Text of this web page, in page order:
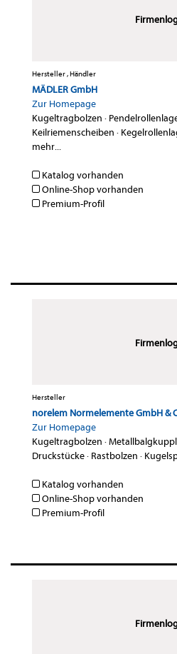
Hersteller , Händler
MÄDLER GmbH
Zur Homepage
Kugeltragbolzen ·
Keilriemenscheiben ·
mehr...
Katalog vorhanden
Online-Shop vorhanden
Premium-Profil
Hersteller
norelem Normelemente GmbH &
Zur Homepage
Kugeltragbolzen ·
Druckstücke· Rastbolzen ·
Katalog vorhanden
Online-Shop vorhanden
Premium-Profil